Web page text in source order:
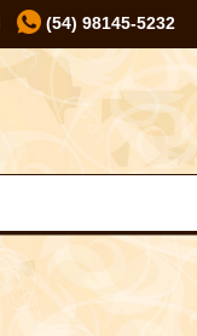
(54) 98145-5232